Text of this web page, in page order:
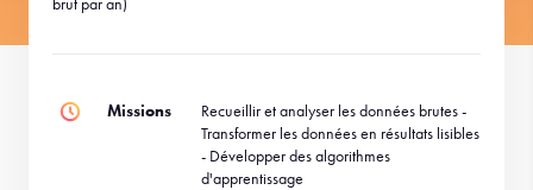
Missions
Recueillir et analyser les données brutes -
Transformer les données en résultats lisibles
- Développer des algorithmes
d'apprentissage